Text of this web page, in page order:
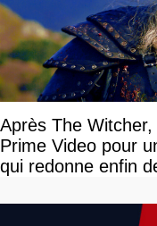
Après The
Prime Video pour
qui redonne enfin